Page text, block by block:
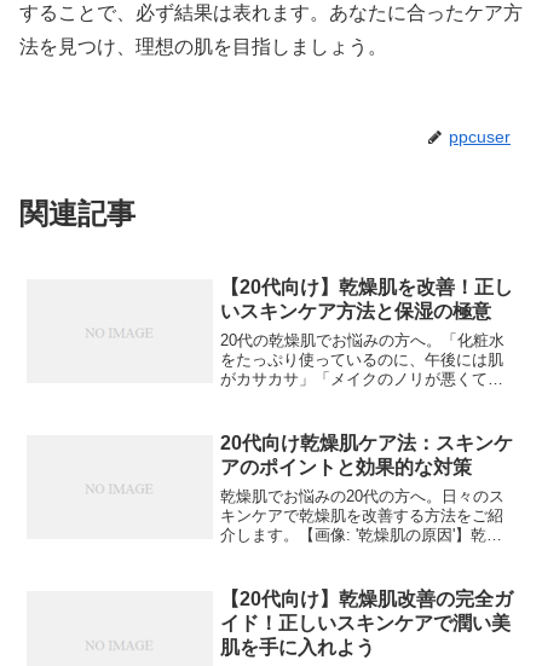
することで、必ず結果は表れます。あなたに合ったケア方
法を見つけ、理想の肌を目指しましょう。
ppcuser
関連記事
【20代向け】乾燥肌を改善！正し
いスキンケア方法と保湿の極意
20代の乾燥肌でお悩みの方へ。「化粧水
をたっぷり使っているのに、午後には肌
がカサカサ」「メイクのノリが悪くて困
原因と、効果的なケア方法をご紹介しま
す。20代の乾燥肌が...
20代向け乾燥肌ケア法：スキンケ
アのポイントと効果的な対策
乾燥肌でお悩みの20代の方へ。日々のス
キンケアで乾燥肌を改善する方法をご紹
介します。【画像: '乾燥肌の原因'】乾燥
い洗顔方法を心がけましょう。【画像:
'洗顔方法'】...
【20代向け】乾燥肌改善の完全ガ
イド！正しいスキンケアで潤い美
肌を手に入れよう